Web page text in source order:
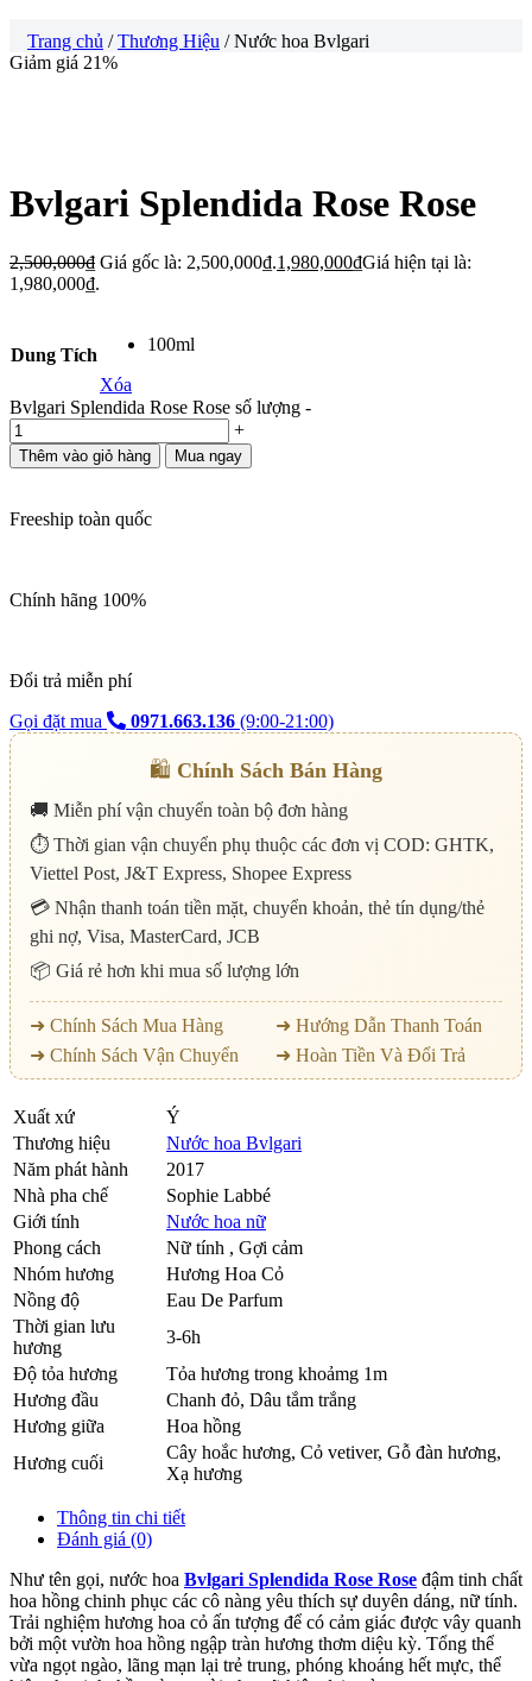
Trang chủ /Thương Hiệu / Nước hoa Bvlgari
Giảm giá 21%
Bvlgari Splendida Rose Rose
2,500,000₫ Giá gốc là: 2,500,000₫.1,980,000₫Giá hiện tại là:
1,980,000₫.
Dung Tích
100ml
Xóa
Bvlgari Splendida Rose Rose số lượng -
+
Thêm vào giỏ hàng Mua ngay
Freeship toàn quốc
Chính hãng 100%
Đổi trả miễn phí
Gọi đặt mua
0971.663.136 (9:00-21:00)
🛍️ Chính Sách Bán Hàng
🚚 Miễn phí vận chuyển toàn bộ đơn hàng
⏱️ Thời gian vận chuyển phụ thuộc các đơn vị COD: GHTK,
Viettel Post, J&T Express, Shopee Express
💳 Nhận thanh toán tiền mặt, chuyển khoản, thẻ tín dụng/thẻ
ghi nợ, Visa, MasterCard, JCB
📦 Giá rẻ hơn khi mua số lượng lớn
➜ Chính Sách Mua Hàng
➜ Hướng Dẫn Thanh Toán
➜ Chính Sách Vận Chuyển
➜ Hoàn Tiền Và Đổi Trả
Xuất xứ
Ý
Thương hiệu
Nước hoa Bvlgari
Năm phát hành
2017
Nhà pha chế
Sophie Labbé
Giới tính
Nước hoa nữ
Phong cách
Nữ tính , Gợi cảm
Nhóm hương
Hương Hoa Cỏ
Nồng độ
Eau De Parfum
Thời gian lưu
hương
3-6h
Độ tỏa hương
Tỏa hương trong khoảmg 1m
Hương đầu
Chanh đỏ, Dâu tắm trắng
Hương giữa
Hoa hồng
Hương cuối
Cây hoắc hương, Cỏ vetiver, Gỗ đàn hương,
Xạ hương
Thông tin chi tiết
Đánh giá (0)
Như tên gọi, nước hoa Bvlgari Splendida Rose Rose đậm tinh chất
hoa hồng chinh phục các cô nàng yêu thích sự duyên dáng, nữ tính.
Trải nghiệm hương hoa cỏ ấn tượng để có cảm giác được vây quanh
bởi một vườn hoa hồng ngập tràn hương thơm diệu kỳ. Tổng thể
vừa ngọt ngào, lãng mạn lại trẻ trung, phóng khoáng hết mực, thể